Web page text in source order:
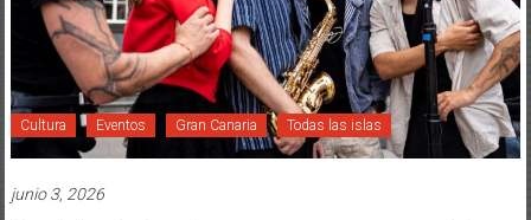
Cultura Eventos Gran Canaria Todas las islas
junio 3, 2026